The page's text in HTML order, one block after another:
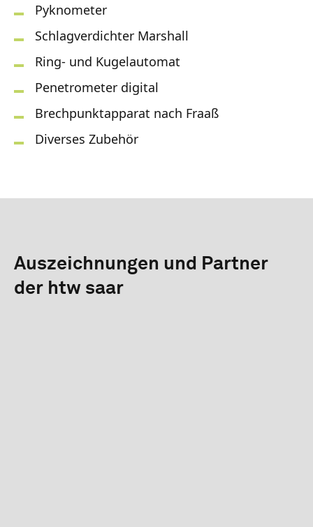
Pyknometer
Schlagverdichter Marshall
Ring- und Kugelautomat
Penetrometer digital
Brechpunktapparat nach Fraaß
Diverses Zubehör
Auszeichnungen und Partner
der htw saar